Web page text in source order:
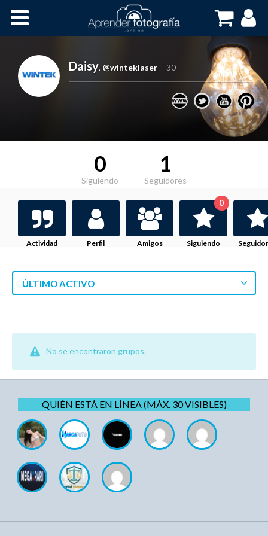
Cursos OnLine
Daisy, @winteklaser 30
0
Siguiendo
1
Seguidores
Actividad Perfil Amigos Siguiendo
0
ÚLTIMO ACTIVO
No se encontraron grupos.
QUIÉN ESTÁ EN LÍNEA (MÁX. 30 VISIBLES)